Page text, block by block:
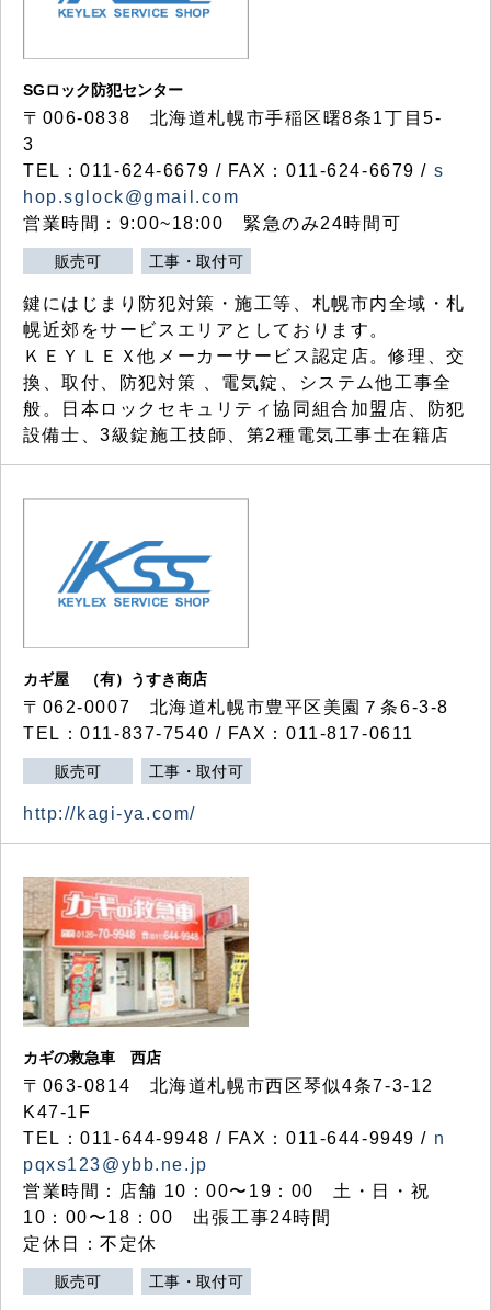
SGロック防犯センター
〒006-0838 北海道札幌市手稲区曙8条1丁目5-
3
TEL：011-624-6679 / FAX：011-624-6679 / s
hop.sglock@gmail.com
営業時間：9:00~18:00 緊急のみ24時間可
販売可 工事・取付可
鍵にはじまり防犯対策・施工等、札幌市内全域・札
幌近郊をサービスエリアとしております。
ＫＥＹＬＥＸ他メーカーサービス認定店。修理、交
換、取付、防犯対策 、電気錠、システム他工事全
般。日本ロックセキュリティ協同組合加盟店、防犯
設備士、3級錠施工技師、第2種電気工事士在籍店
カギ屋 （有）うすき商店
〒062-0007 北海道札幌市豊平区美園７条6-3-8
TEL：011-837-7540 / FAX：011-817-0611
販売可 工事・取付可
http://kagi-ya.com/
カギの救急車 西店
〒063-0814 北海道札幌市西区琴似4条7-3-12
K47-1F
TEL：011-644-9948 / FAX：011-644-9949 / n
pqxs123@ybb.ne.jp
営業時間：店舗 10：00〜19：00 土・日・祝
10：00〜18：00 出張工事24時間
定休日：不定休
販売可 工事・取付可